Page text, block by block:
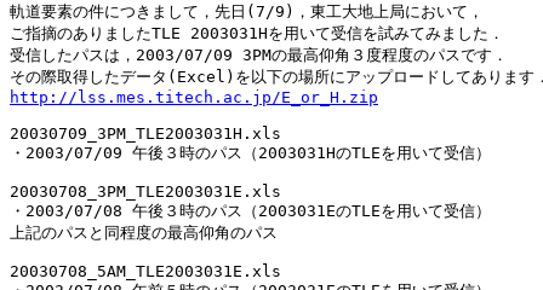
軌道要素の件につきまして，先日(7/9)，東工大地上局において，
ご指摘のありましたTLE 2003031Hを用いて受信を試みてみました．
受信したパスは，2003/07/09 3PMの最高仰角３度程度のパスです．
http://lss.mes.titech.ac.jp/E_or_H.zip
20030709_3PM_TLE2003031H.xls
・2003/07/09 午後３時のパス（2003031HのTLEを用いて受信）
20030708_3PM_TLE2003031E.xls
・2003/07/08 午後３時のパス（2003031EのTLEを用いて受信）
上記のパスと同程度の最高仰角のパス
20030708_5AM_TLE2003031E.xls